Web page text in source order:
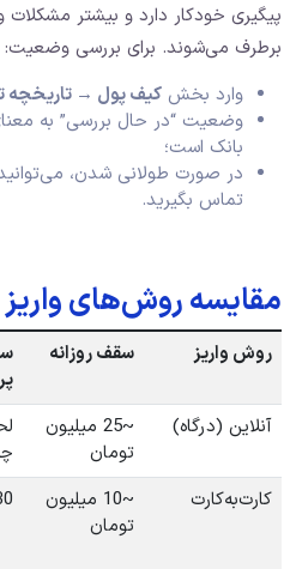
پیگیری خودکار دارد و بیشتر مشکلات
برطرف می‌شوند. برای بررسی وضعیت:
وارد بخش کیف پول → تاریخچه
وضعیت “در حال بررسی” به
بانک است؛
در صورت طولانی شدن،
تماس بگیرید.
مقایسه روش‌های
روش واریز سقف روزانه
آنلاین (درگاه)
~25 میلیون
تومان
کارت‌به‌کارت
~10 میلیون
تومان